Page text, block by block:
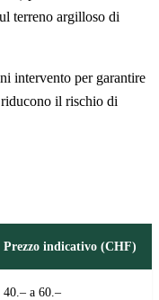
terreno argilloso di
intervento per garantire
il rischio di
Prezzo indicativo (CHF)
40.– a 60.–